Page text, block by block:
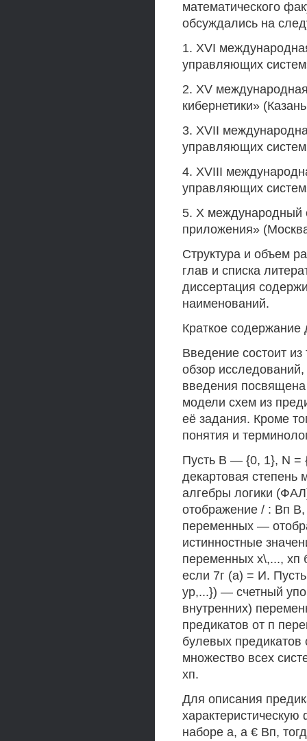
математического
обсуждались на
1. XVI
управляющих
2. XV
кибернетики»
3. XVII
управляющих
4. XVIII
управляющих
5. X международный
приложения»
Структура и объем
глав и списка
диссертация
наименований.
Краткое содержание
Введение состоит из
обзор
введения
модели схем из
её задания. Кроме
понятия и
Пусть В — {0, 1}, N =
декартовая
алгебры логики
отображение / : Вп
переменных —
истинностные
переменных х\,..., хп
если 7г (а) = И.
ур,...}) — счетный
внутренних)
предикатов от п
булевых
множество всех
хп.
Для описания
наборе а, а € Вп,